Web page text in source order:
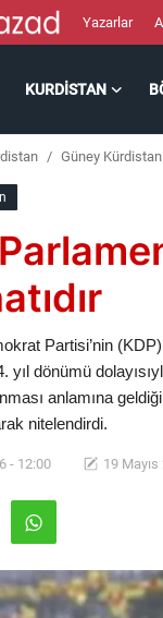
Yazarlar
KURDISTAN
Güney Kürdistan
Partisi’nin
yıl dönümü
anlamına
nitelendirdi.
- 12:00 19